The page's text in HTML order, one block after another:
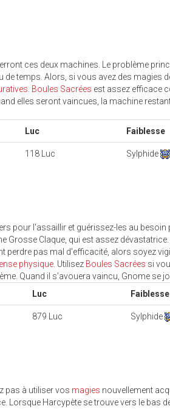
ces deux machines. Le problème
temps. Alors, si vous avez des magies
Boules Sacrées est assez efficace
elles seront vaincues, la machine
Luc Faiblesse
118 Luc Sylphide
pour l'assaillir et guérissez-les au besoin
Grosse Claque, qui est assez dévastatrice.
perdre pas mal d'efficacité, alors soyez
physique . Utilisez Boules Sacrées si
Quand il s’avouera vaincu, Gnome se
Luc Faiblesse
879 Luc Sylphide
pas à utiliser vos magies nouvellement
Lorsque Harcypète se trouve vers le bas